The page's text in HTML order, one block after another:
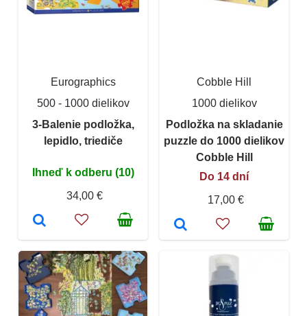
Eurographics
500 - 1000 dielikov
3-Balenie podložka,
lepidlo, triediče
Ihneď k odberu (10)
34,00 €
Cobble Hill
1000 dielikov
Podložka na skladanie
puzzle do 1000 dielikov
Cobble Hill
Do 14 dní
17,00 €